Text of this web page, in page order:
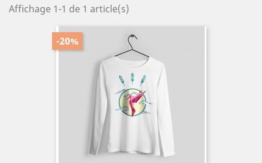
Affichage 1-1 de 1 article(s)
-20%